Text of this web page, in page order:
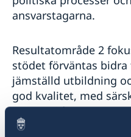
ansvarstagarna.
Resultatområde 2
stödet förväntas
jämställd utbildning
god kvalitet, med
unga mödrar.